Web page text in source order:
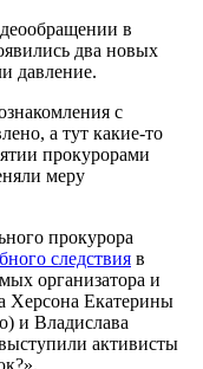
в
два новых
давление.
с
а тут какие-то
прокурорами
меру
прокурора
следствия в
организатора и
Херсона Екатерины
и Владислава
активисты